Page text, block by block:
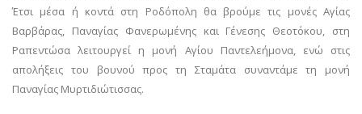
Έτσι μέσα ή κοντά στη Ροδόπολη θα βρούμε τις μονές Αγίας
Βαρβάρας, Παναγίας Φανερωμένης και Γένεσης Θεοτόκου, στη
Ραπεντώσα λειτουργεί η μονή Αγίου Παντελεήμονα, ενώ στις
απολήξεις του βουνού προς τη Σταμάτα συναντάμε τη μονή
Παναγίας Μυρτιδιώτισσας.